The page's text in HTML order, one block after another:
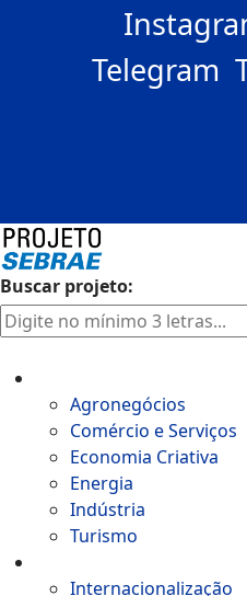
Telegram
Buscar projeto:
Agronegócios
Comércio e Serviços
Economia Criativa
Energia
Indústria
Turismo
Internacionalização​